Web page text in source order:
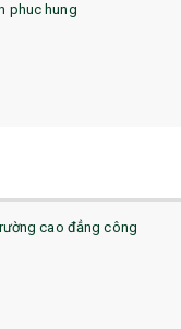
phuc hung
cao đẳng công